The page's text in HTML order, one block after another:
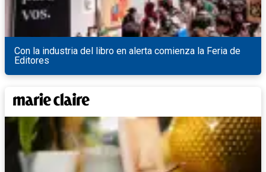
Con la industria del libro en alerta comienza la Feria de
Editores